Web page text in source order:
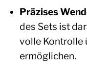
Präzises
des Sets ist
volle Kontrolle
ermöglichen.